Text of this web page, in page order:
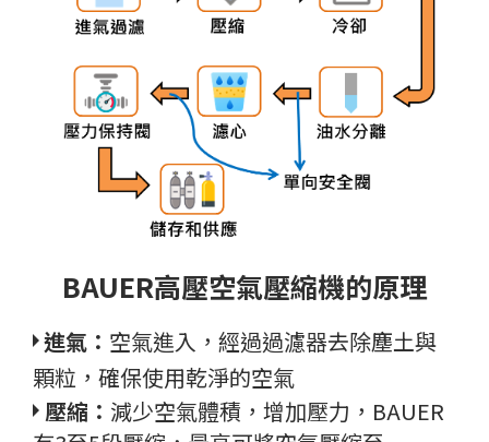
BAUER高壓空氣壓縮機的原理
進氣： 空氣進入，經過過濾器去除塵土與
顆粒，確保使用乾淨的空氣
壓縮： 減少空氣體積，增加壓力，BAUER